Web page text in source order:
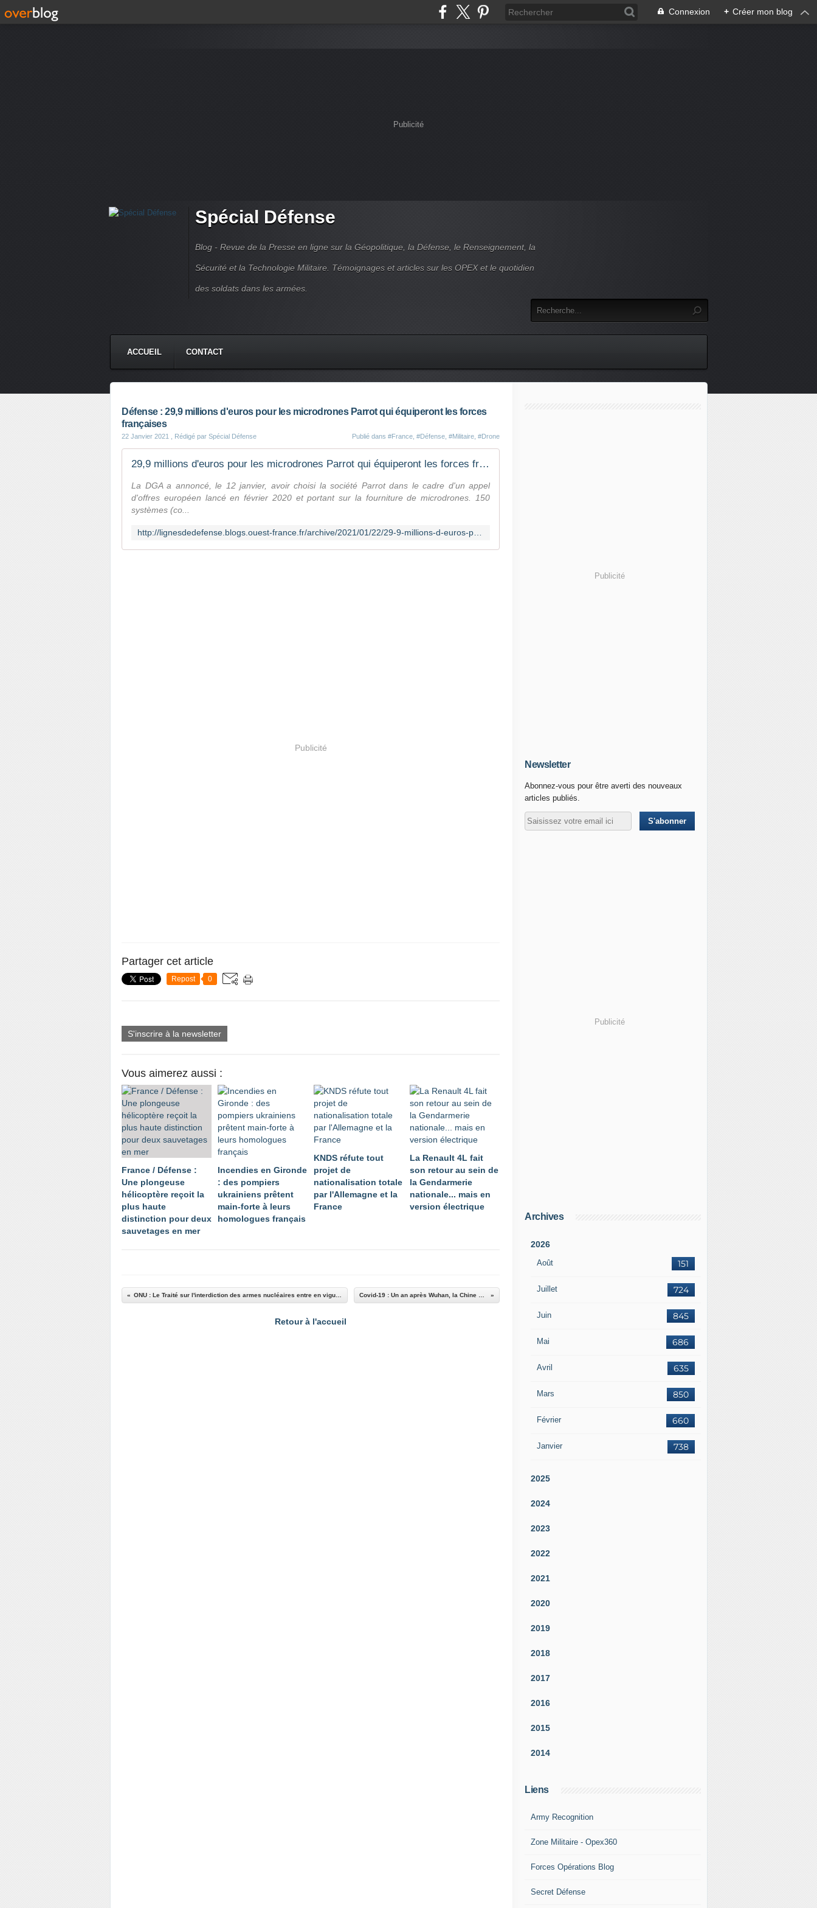
Connexion + Créer mon blog
Publicité
Spécial Défense
Blog - Revue de la Presse en ligne sur la Géopolitique, la Défense, le Renseignement, la
Sécurité et la Technologie Militaire. Témoignages et articles sur les OPEX et le quotidien
des soldats dans les armées.
ACCUEIL CONTACT
Défense : 29,9 millions d'euros pour les microdrones Parrot qui équiperont les forces
françaises
22 Janvier 2021 , Rédigé par Spécial Défense Publié dans #France #Défense #Militaire #Drone
29,9 millions d'euros pour les microdrones Parrot qui équiperont les forces françaises
La DGA a annoncé, le 12 janvier, avoir choisi la société Parrot dans le cadre d'un appel
d'offres européen lancé en février 2020 et portant sur la fourniture de microdrones. 150
systèmes (co...
Publicité
Partager cet article
Repost 0
S'inscrire à la newsletter
Vous aimerez aussi :
France / Défense :
Une plongeuse
hélicoptère reçoit la
plus haute
distinction pour deux
sauvetages en mer
Incendies en Gironde
: des pompiers
ukrainiens prêtent
main-forte à leurs
homologues français
KNDS réfute tout
projet de
nationalisation totale
par l'Allemagne et la
France
La Renault 4L fait
son retour au sein de
la Gendarmerie
nationale... mais en
version électrique
Retour à l'accueil
Publicité
Newsletter
Abonnez-vous pour être averti des nouveaux
articles publiés.
Publicité
Archives
2026
Août 151
Juillet 724
Juin 845
Mai 686
Avril 635
Mars 850
Février 660
Janvier 738
2025
2024
2023
2022
2021
2020
2019
2018
2017
2016
2015
2014
Liens
Army Recognition
Zone Militaire - Opex360
Forces Opérations Blog
Secret Défense